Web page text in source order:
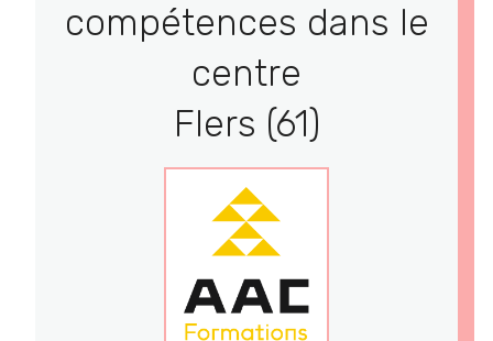
compétences dans le
centre
Flers (61)